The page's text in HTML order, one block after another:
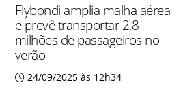
Flybondi amplia malha aérea
e prevê transportar 2,8
milhões de passageiros no
verão
24/09/2025 às 12h34